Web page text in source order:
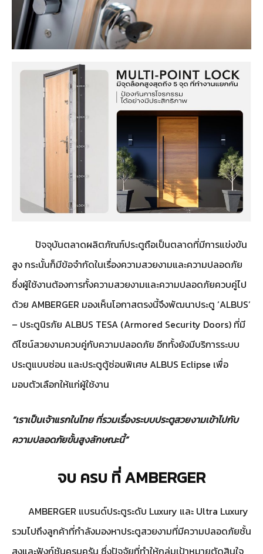
ปัจจุบันตลาดผลิตภัณฑ์ประตูถือเป็นตลาดที่มีการแข่งขัน
สูง กระนั้นก็มีข้อจำกัดในเรื่องความสวยงามและความปลอดภัย
ซึ่งผู้ใช้งานต้องการทั้งความสวยงามและความปลอดภัยควบคู่ไป
ด้วย AMBERGER มองเห็นโอกาสตรงนี้จึงพัฒนาประตู ‘ALBUS’
– ประตูนิรภัย ALBUS TESA (Armored Security Doors) ที่มี
ดีไซน์สวยงามควบคู่กับความปลอดภัย อีกทั้งยังมีบริการระบบ
ประตูแบบซ่อน และประตูตู้ซ่อนพิเศษ ALBUS Eclipse เพื่อ
มอบตัวเลือกให้แก่ผู้ใช้งาน
“เราเป็นเจ้าแรกในไทย ที่รวมเรื่องระบบประตูสวยงามเข้าไปกับ
ความปลอดภัยขั้นสูงลักษณะนี้”
จบ ครบ ที่ AMBERGER
AMBERGER แบรนด์ประตูระดับ Luxury และ Ultra Luxury
รวมไปถึงลูกค้าที่กำลังมองหาประตูสวยงามที่มีความปลอดภัยชั้น
สูงและฟังก์ชันครบครัน ซึ่งปัจจัยที่ทำให้กลุ่มเป้าหมายตัดสินใจ